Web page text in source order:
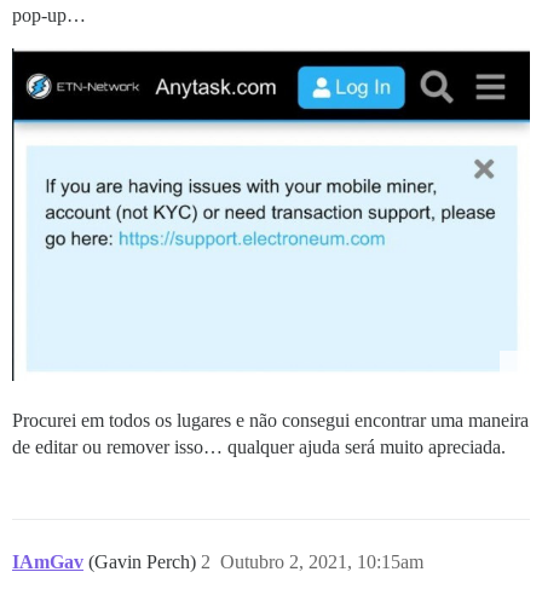
pop-up…
Procurei em todos os lugares e não consegui encontrar uma maneira
de editar ou remover isso… qualquer ajuda será muito apreciada.
IAmGav (Gavin Perch) Outubro 2, 2021, 10:15am
2